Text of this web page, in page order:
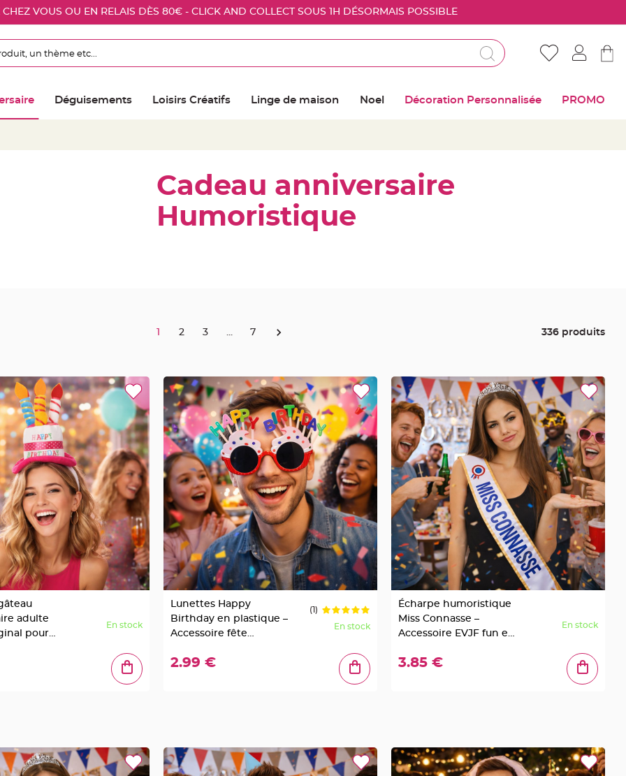
VOUS OU EN RELAIS DÈS 80€ - CLICK AND COLLECT SOUS 1H DÉSORMAIS POSSIBLE
Déguisements Loisirs Créatifs Linge de maison Noel Décoration Personnalisée PROMO
Cadeau anniversaire
Humoristique
1 2 3 7 336 produits
adulte
pour
En stock
Lunettes Happy
Birthday en plastique –
Accessoire fête
(1)
En stock
2.99 €
Écharpe humoristique
Miss Connasse –
Accessoire EVJF fun et
En stock
3.85 €